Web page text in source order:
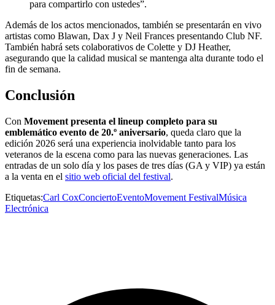
para compartirlo con ustedes”.
Además de los actos mencionados, también se presentarán en vivo
artistas como Blawan, Dax J y Neil Frances presentando Club NF.
También habrá sets colaborativos de Colette y DJ Heather,
asegurando que la calidad musical se mantenga alta durante todo el
fin de semana.
Conclusión
Con Movement presenta el lineup completo para su
emblemático evento de 20.º aniversario, queda claro que la
edición 2026 será una experiencia inolvidable tanto para los
veteranos de la escena como para las nuevas generaciones. Las
entradas de un solo día y los pases de tres días (GA y VIP) ya están
a la venta en el sitio web oficial del festival.
Etiquetas:Carl CoxConciertoEventoMovement FestivalMúsica
Electrónica